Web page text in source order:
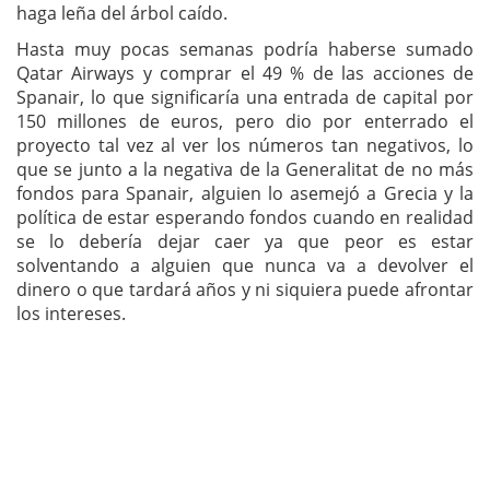
haga leña del árbol caído.
Hasta muy pocas semanas podría haberse sumado
Qatar Airways y comprar el 49 % de las acciones de
Spanair, lo que significaría una entrada de capital por
150 millones de euros, pero dio por enterrado el
proyecto tal vez al ver los números tan negativos, lo
que se junto a la negativa de la Generalitat de no más
fondos para Spanair, alguien lo asemejó a Grecia y la
política de estar esperando fondos cuando en realidad
se lo debería dejar caer ya que peor es estar
solventando a alguien que nunca va a devolver el
dinero o que tardará años y ni siquiera puede afrontar
los intereses.